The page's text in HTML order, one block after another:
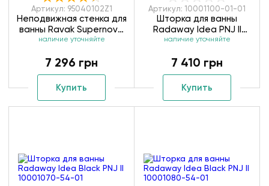
Артикул: 95040102Z1
Неподвижная стенка для
ванны Ravak Supernova
APSV-80 белый
наличие уточняйте
7 296 грн
Купить
Артикул: 10001100-01-01
Шторка для ванны
Radaway Idea PNJ II
10001100-01-01
наличие уточняйте
7 410 грн
Купить